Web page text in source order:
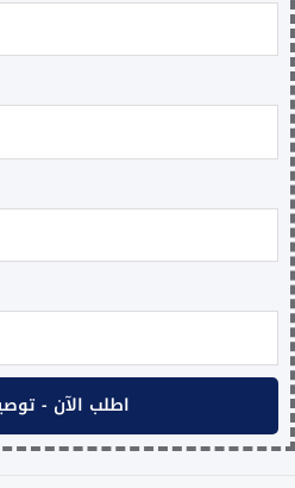
اطلب الآن -